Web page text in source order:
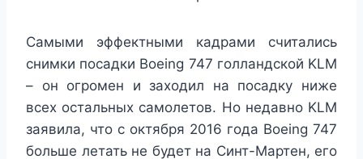
Самыми эффектными кадрами считались
снимки посадки Boeing 747 голландской KLM
– он огромен и заходил на посадку ниже
всех остальных самолетов. Но недавно KLM
заявила, что с октября 2016 года Boeing 747
больше летать не будет на Синт-Мартен, его